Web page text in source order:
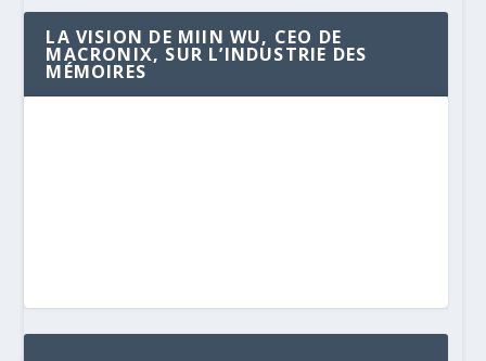
LA VISION DE MIIN WU, CEO DE
MACRONIX, SUR L’INDUSTRIE DES
MÉMOIRES